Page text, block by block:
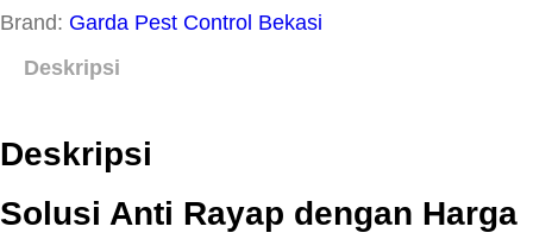
Brand: Garda Pest Control Bekasi
Deskripsi
Deskripsi
Solusi Anti Rayap dengan Harga